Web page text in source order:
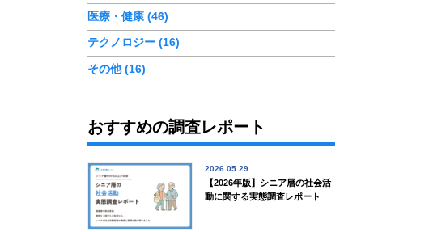
医療・健康 (46)
テクノロジー (16)
その他 (16)
おすすめの調査レポート
【2026年版】シニア層の社会活
動に関する実態調査レポート
2026.05.29